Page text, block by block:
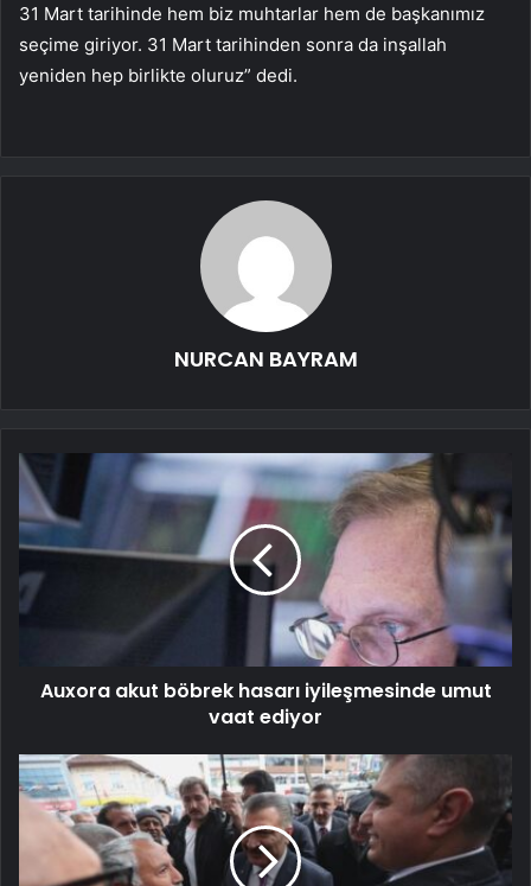
31 Mart tarihinde hem biz muhtarlar hem de başkanımız
seçime giriyor. 31 Mart tarihinden sonra da inşallah
yeniden hep birlikte oluruz” dedi.
NURCAN BAYRAM
Auxora akut böbrek hasarı iyileşmesinde umut
vaat ediyor